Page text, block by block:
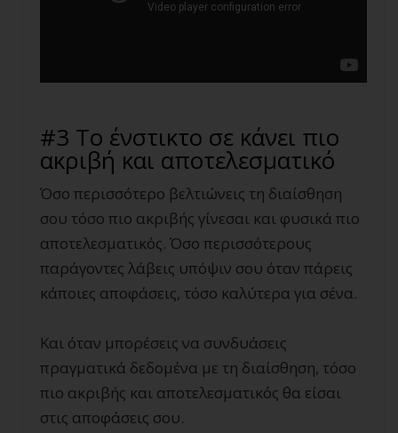
#3 Το ένστικτο σε κάνει πιο
ακριβή και αποτελεσματικό
Όσο περισσότερο βελτιώνεις τη διαίσθηση
σου τόσο πιο ακριβής γίνεσαι και φυσικά πιο
αποτελεσματικός. Όσο περισσότερους
παράγοντες λάβεις υπόψιν σου όταν πάρεις
κάποιες αποφάσεις, τόσο καλύτερα για σένα.
Και όταν μπορέσεις να συνδυάσεις
πραγματικά δεδομένα με τη διαίσθηση, τόσο
πιο ακριβής και αποτελεσματικός θα είσαι
στις αποφάσεις σου.